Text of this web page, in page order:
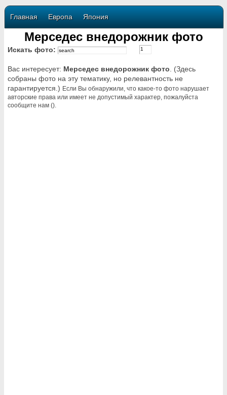
Главная Европа Япония
Мерседес внедорожник фото
Искать фото:
Вас интересует: Мерседес внедорожник фото . (Здесь
собраны фото на эту тематику, но релевантность не
гарантируется.) Если Вы обнаружили, что какое-то фото нарушает
авторские права или имеет не допустимый характер, пожалуйста
сообщите нам ().